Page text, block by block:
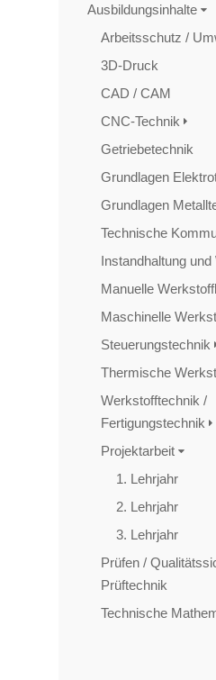
Ausbildungsinhalte
Arbeitsschutz /
3D-Druck
CAD / CAM
CNC-Technik
Getriebetechnik
Grundlagen
Grundlagen
Technische
Instandhaltung und
Manuelle
Maschinelle
Steuerungstechnik
Thermische
Werkstofftechnik /
Fertigungstechnik
Projektarbeit
1. Lehrjahr
2. Lehrjahr
3. Lehrjahr
Prüfen /
Prüftechnik
Technische